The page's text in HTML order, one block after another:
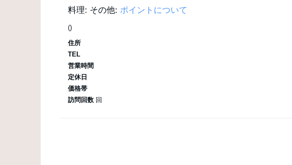
料理: その他: ポイントについて
()
住所
TEL
営業時間
定休日
価格帯
訪問回数 回